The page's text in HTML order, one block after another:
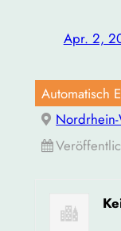
Apr. 2,
Automatisch